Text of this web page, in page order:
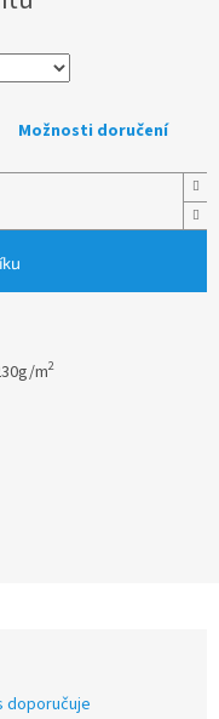
Možnosti doručení
m2
doporučuje